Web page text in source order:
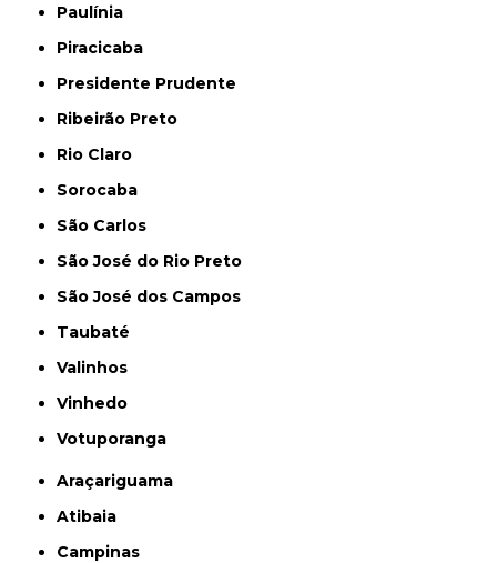
Paulínia
Piracicaba
Presidente Prudente
Ribeirão Preto
Rio Claro
Sorocaba
São Carlos
São José do Rio Preto
São José dos Campos
Taubaté
Valinhos
Vinhedo
Votuporanga
Araçariguama
Atibaia
Campinas